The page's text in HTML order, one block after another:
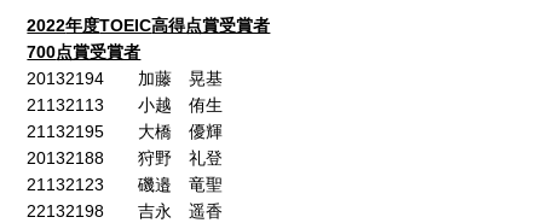
2022年度TOEIC高得点賞受賞者
700点賞受賞者
20132194 加藤 晃基
21132113 小越 侑生
21132195 大橋 優輝
20132188 狩野 礼登
21132123 磯邉 竜聖
22132198 吉永 遥香